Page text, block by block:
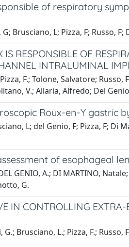
of respiratory
Brusciano, L; Pizza, F;
RESPONSIBLE OF
INTRALUMINAL
F.; Tolone, Salvatore;
V.; Allaria, Alfredo; Del
Roux-en-Y gastric
L; del Genio, F; Pizza, F;
of esophageal
GENIO, A.; DI MARTINO,
G.
IN CONTROLLING
Brusciano, L.; Pizza, F.;